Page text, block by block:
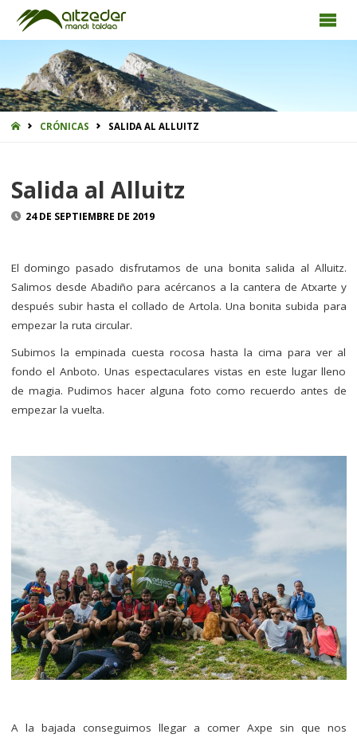
INICIOCRÓNICAS SALIDA AL ALLUITZ
Salida al Alluitz
24 DE SEPTIEMBRE DE 2019
El domingo pasado disfrutamos de una bonita salida al Alluitz.
Salimos desde Abadiño para acércanos a la cantera de Atxarte y
después subir hasta el collado de Artola. Una bonita subida para
empezar la ruta circular.
Subimos la empinada cuesta rocosa hasta la cima para ver al
fondo el Anboto. Unas espectaculares vistas en este lugar lleno
de magia. Pudimos hacer alguna foto como recuerdo antes de
empezar la vuelta.
A la bajada conseguimos llegar a comer Axpe sin que nos